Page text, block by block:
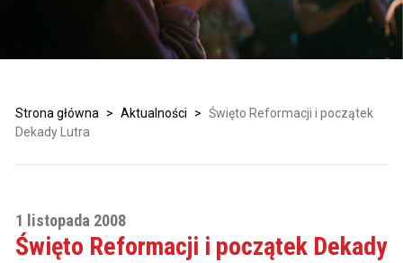
Strona główna > Aktualności > Święto Reformacji i początek
Dekady Lutra
1 listopada 2008
Święto Reformacji i początek Dekady